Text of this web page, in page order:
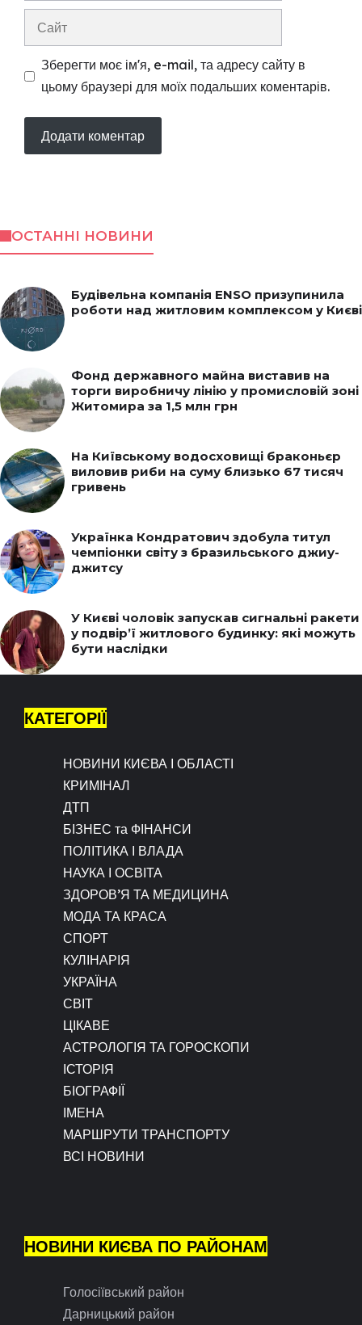
Сайт
Зберегти моє ім'я, e-mail, та адресу сайту в
цьому браузері для моїх подальших коментарів.
ОСТАННІ НОВИНИ
Будівельна компанія ENSO призупинила
роботи над житловим комплексом у Києві
Фонд державного майна виставив на
торги виробничу лінію у промисловій зоні
Житомира за 1,5 млн грн
На Київському водосховищі браконьєр
виловив риби на суму близько 67 тисяч
гривень
Українка Кондратович здобула титул
чемпіонки світу з бразильського джиу-
джитсу
У Києві чоловік запускав сигнальні ракети
у подвір’ї житлового будинку: які можуть
бути наслідки
КАТЕГОРІЇ
НОВИНИ КИЄВА І ОБЛАСТІ
КРИМІНАЛ
ДТП
БІЗНЕС та ФІНАНСИ
ПОЛІТИКА І ВЛАДА
НАУКА І ОСВІТА
ЗДОРОВ’Я ТА МЕДИЦИНА
МОДА ТА КРАСА
СПОРТ
КУЛІНАРІЯ
УКРАЇНА
СВІТ
ЦІКАВЕ
АСТРОЛОГІЯ ТА ГОРОСКОПИ
ІСТОРІЯ
БІОГРАФІЇ
ІМЕНА
МАРШРУТИ ТРАНСПОРТУ
ВСІ НОВИНИ
НОВИНИ КИЄВА ПО РАЙОНАМ
Голосіївський район
Дарницький район